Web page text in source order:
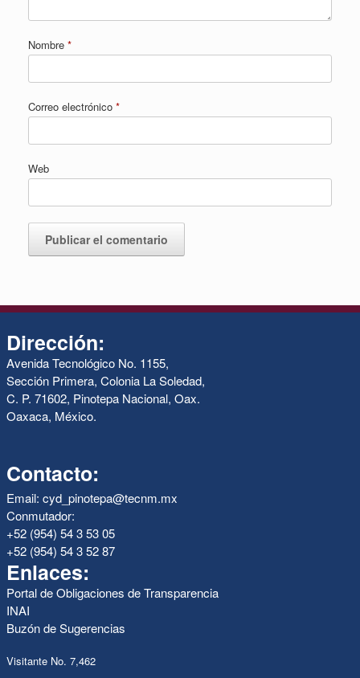
Nombre *
Correo electrónico *
Web
Dirección:
Avenida Tecnológico No. 1155,
Sección Primera, Colonia La Soledad,
C. P. 71602, Pinotepa Nacional, Oax.
Oaxaca, México.
Contacto:
Email: cyd_pinotepa@tecnm.mx
Conmutador:
+52 (954) 54 3 53 05
+52 (954) 54 3 52 87
Enlaces:
Portal de Obligaciones de Transparencia
INAI
Buzón de Sugerencias
Visitante No. 7,462